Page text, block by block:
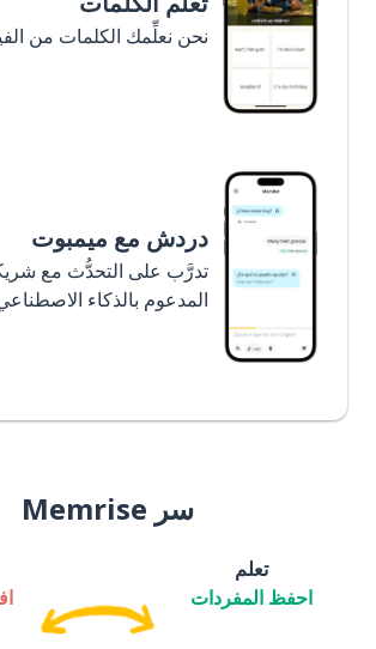
نحن نعلِّمك الكلمات من
دردش مع ميمبوت
تدرَّب على التحدُّث مع
المدعوم بالذكاء
سر Memrise
تعلم
احفظ المفردات